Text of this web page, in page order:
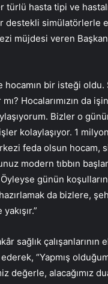
türlü hasta tipi ve
destekli simülatörlerle
müjdesi veren Başkan
hocamın bir isteği oldu.
Hocalarımızın da
Bizler o
işler kolaylaşıyor. 1
feda olsun hocam,
modern tıbbın
günün
hazırlamak da bizlere,
sağlık çalışanlarının
“Yapmış
değerle, alacağımız